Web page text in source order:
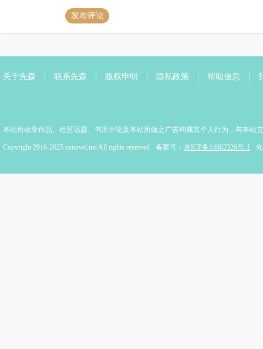
发布评论
关于先森 联系先森 版权申明 隐私政策 帮助信息
本站所收录作品、社区话题、书库评论及本站所做之广告均属其个人行为，与本站
Copyright 2016-2025 xsnovel.net All rights reserved 备案号： 京ICP备14002326号-1